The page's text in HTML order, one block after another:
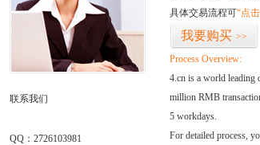
联系我们
QQ：2726103981
具体交易流程可“点
我要购买 >>
Process Overview:
4.cn is a world leading
million RMB
5 workdays.
For detailed process,